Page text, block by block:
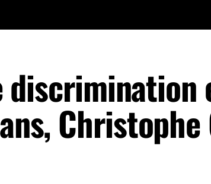
discrimination